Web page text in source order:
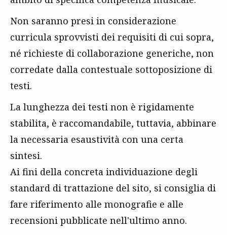
Non saranno presi in considerazione
curricula sprovvisti dei requisiti di cui sopra,
né richieste di collaborazione generiche, non
corredate dalla contestuale sottoposizione di
testi.
La lunghezza dei testi non è rigidamente
stabilita, è raccomandabile, tuttavia, abbinare
la necessaria esaustività con una certa
sintesi.
Ai fini della concreta individuazione degli
standard di trattazione del sito, si consiglia di
fare riferimento alle monografie e alle
recensioni pubblicate nell'ultimo anno.